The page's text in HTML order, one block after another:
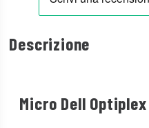
Descrizione
Micro Dell